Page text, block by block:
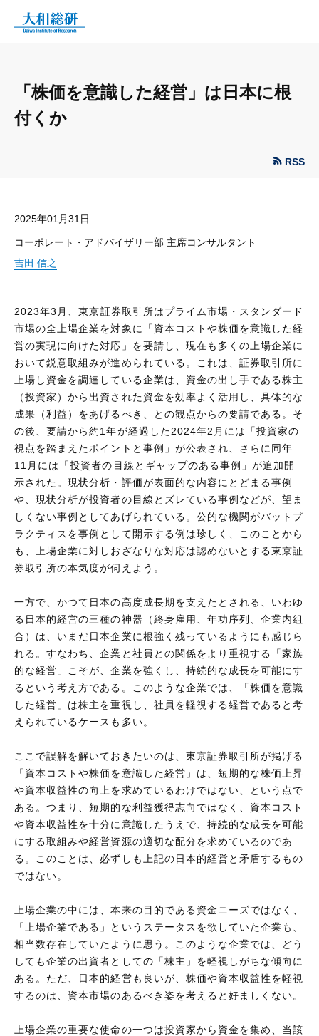
「株価を意識した経営」は日本に根
付くか
RSS
2025年01月31日
コーポレート・アドバイザリー部 主席コンサルタント
吉田 信之
2023年3月、東京証券取引所はプライム市場・スタンダード
市場の全上場企業を対象に「資本コストや株価を意識した経
営の実現に向けた対応」を要請し、現在も多くの上場企業に
おいて鋭意取組みが進められている。これは、証券取引所に
上場し資金を調達している企業は、資金の出し手である株主
（投資家）から出資された資金を効率よく活用し、具体的な
成果（利益）をあげるべき、との観点からの要請である。そ
の後、要請から約1年が経過した2024年2月には「投資家の
視点を踏まえたポイントと事例」が公表され、さらに同年
11月には「投資者の目線とギャップのある事例」が追加開
示された。現状分析・評価が表面的な内容にとどまる事例
や、現状分析が投資者の目線とズレている事例などが、望ま
しくない事例としてあげられている。公的な機関がバットプ
ラクティスを事例として開示する例は珍しく、このことから
も、上場企業に対しおざなりな対応は認めないとする東京証
券取引所の本気度が伺えよう。
一方で、かつて日本の高度成長期を支えたとされる、いわゆ
る日本的経営の三種の神器（終身雇用、年功序列、企業内組
合）は、いまだ日本企業に根強く残っているようにも感じら
れる。すなわち、企業と社員との関係をより重視する「家族
的な経営」こそが、企業を強くし、持続的な成長を可能にす
るという考え方である。このような企業では、「株価を意識
した経営」は株主を重視し、社員を軽視する経営であると考
えられているケースも多い。
ここで誤解を解いておきたいのは、東京証券取引所が掲げる
「資本コストや株価を意識した経営」は、短期的な株価上昇
や資本収益性の向上を求めているわけではない、という点で
ある。つまり、短期的な利益獲得志向ではなく、資本コスト
や資本収益性を十分に意識したうえで、持続的な成長を可能
にする取組みや経営資源の適切な配分を求めているのであ
る。このことは、必ずしも上記の日本的経営と矛盾するもの
ではない。
上場企業の中には、本来の目的である資金ニーズではなく、
「上場企業である」というステータスを欲していた企業も、
相当数存在していたように思う。このような企業では、どう
しても企業の出資者としての「株主」を軽視しがちな傾向に
ある。ただ、日本的経営も良いが、株価や資本収益性を軽視
するのは、資本市場のあるべき姿を考えると好ましくない。
上場企業の重要な使命の一つは投資家から資金を集め、当該